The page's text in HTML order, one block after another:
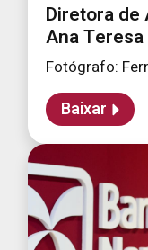
Diretora de
Ana
Fotógrafo:
Baixar